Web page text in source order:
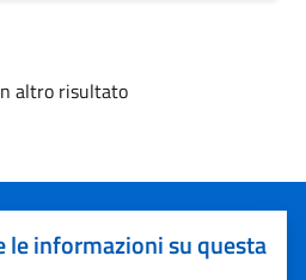
altro risultato
le informazioni su questa